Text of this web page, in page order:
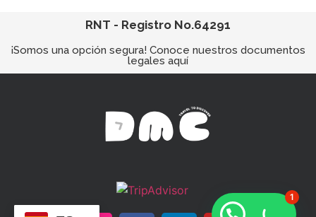
RNT - Registro No.64291
¡Somos una opción segura! Conoce nuestros documentos
legales aquí
1